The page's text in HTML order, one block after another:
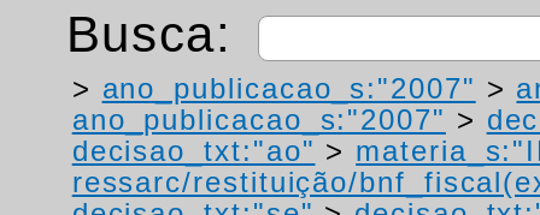
Busca:
> ano_publicacao_s:"2007" >
ano_publicacao_s:"2007" >
decisao_txt:"ao" >
ressarc/restituição/